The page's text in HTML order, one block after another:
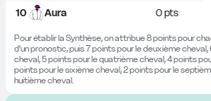
10
Aura 0 pts
Pour établir la Synthèse, on attribue 8 points pour
d'un pronostic, puis 7 points pour le deuxième
cheval, 5 points pour le quatrième cheval, 4 points
points pour le sixième cheval, 2 points pour le
huitième cheval.